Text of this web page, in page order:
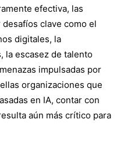
efectiva, las
clave como el
digitales, la
la escasez de talento
impulsadas por
organizaciones que
en IA, contar con
aún más crítico para